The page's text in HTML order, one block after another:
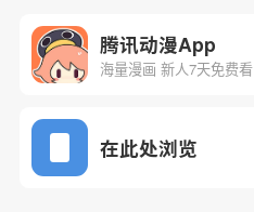
腾讯动漫App
海量漫画 新人7天免费看
在此处浏览